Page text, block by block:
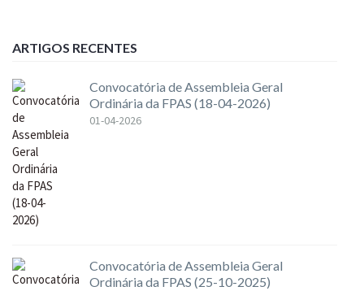
ARTIGOS RECENTES
Convocatória de Assembleia Geral
Ordinária da FPAS (18-04-2026)
01-04-2026
Convocatória de Assembleia Geral
Ordinária da FPAS (25-10-2025)